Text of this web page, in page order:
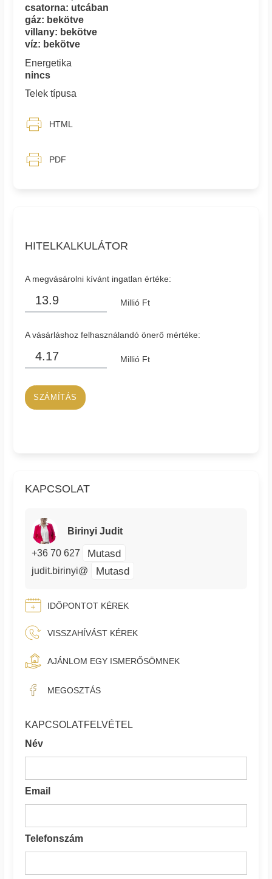
HITELKALKULÁTOR
A megvásárolni kívánt ingatlan értéke:
Millió Ft
A vásárláshoz felhasználandó önerő mértéke:
Millió Ft
SZÁMÍTÁS
KAPCSOLAT
Birinyi Judit
+36 70 627 Mutasd
judit.birinyi@ Mutasd
IDŐPONTOT KÉREK
VISSZAHÍVÁST KÉREK
AJÁNLOM EGY ISMERŐSÖMNEK
MEGOSZTÁS
KAPCSOLATFELVÉTEL
Név
Email
Telefonszám
csatorna: utcában
gáz: bekötve
villany: bekötve
víz: bekötve
Energetika
nincs
Telek típusa
HTML
PDF